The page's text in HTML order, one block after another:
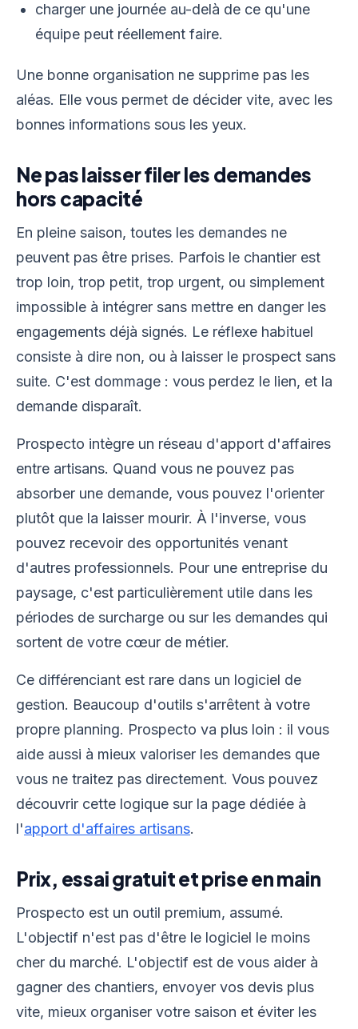
charger une journée au-delà de ce qu'une
équipe peut réellement faire.
Une bonne organisation ne supprime pas les
aléas. Elle vous permet de décider vite, avec les
bonnes informations sous les yeux.
Ne pas laisser filer les demandes
hors capacité
En pleine saison, toutes les demandes ne
peuvent pas être prises. Parfois le chantier est
trop loin, trop petit, trop urgent, ou simplement
impossible à intégrer sans mettre en danger les
engagements déjà signés. Le réflexe habituel
consiste à dire non, ou à laisser le prospect sans
suite. C'est dommage : vous perdez le lien, et la
demande disparaît.
Prospecto intègre un réseau d'apport d'affaires
entre artisans. Quand vous ne pouvez pas
absorber une demande, vous pouvez l'orienter
plutôt que la laisser mourir. À l'inverse, vous
pouvez recevoir des opportunités venant
d'autres professionnels. Pour une entreprise du
paysage, c'est particulièrement utile dans les
périodes de surcharge ou sur les demandes qui
sortent de votre cœur de métier.
Ce différenciant est rare dans un logiciel de
gestion. Beaucoup d'outils s'arrêtent à votre
propre planning. Prospecto va plus loin : il vous
aide aussi à mieux valoriser les demandes que
vous ne traitez pas directement. Vous pouvez
découvrir cette logique sur la page dédiée à
l'apport d'affaires artisans.
Prix, essai gratuit et prise en main
Prospecto est un outil premium, assumé.
L'objectif n'est pas d'être le logiciel le moins
cher du marché. L'objectif est de vous aider à
gagner des chantiers, envoyer vos devis plus
vite, mieux organiser votre saison et éviter les